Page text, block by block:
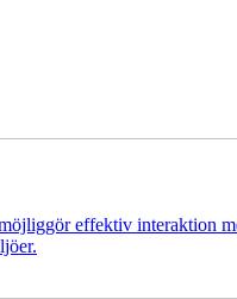
effektiv interaktion